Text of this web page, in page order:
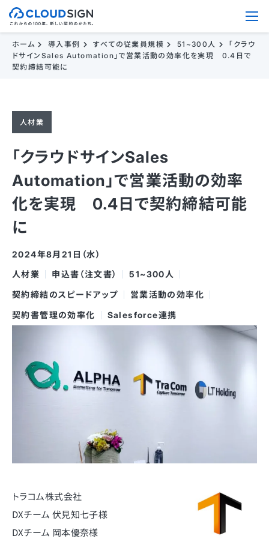
ホーム 導入事例 すべての従業員規模 51~300人
「クラウ
ドサインSales Automation」で営業活動の効率化を実現 0.4日で
契約締結可能に
人材業
「クラウドサインSales
Automation」で営業活動の効率
化を実現 0.4日で契約締結可能
に
2024年8月21日（水）
人材業
申込書（注文書）
51~300人
契約締結のスピードアップ
営業活動の効率化
契約書管理の効率化
Salesforce連携
トラコム株式会社
DXチーム 伏見知七子様
DXチーム 岡本優奈様